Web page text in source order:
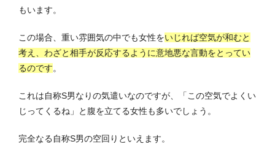
もいます。
この場合、重い雰囲気の中でも女性をいじれば空気が和むと
考え、わざと相手が反応するように意地悪な言動をとってい
るのです。
これは自称S男なりの気遣いなのですが、「この空気でよくい
じってくるね」と腹を立てる女性も多いでしょう。
完全なる自称S男の空回りといえます。